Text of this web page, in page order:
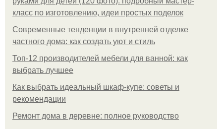
класс по изготовлению, идеи простых поделок
Современные тенденции в внутренней отделке
частного дома: как создать уют и стиль
Топ-12 производителей мебели для ванной: как
выбрать лучшее
Как выбрать идеальный шкаф-купе: советы и
рекомендации
Ремонт дома в деревне: полное руководство